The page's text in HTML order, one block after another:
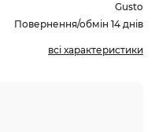
Gusto
Повернення/обмін 14 днів
всі характеристики